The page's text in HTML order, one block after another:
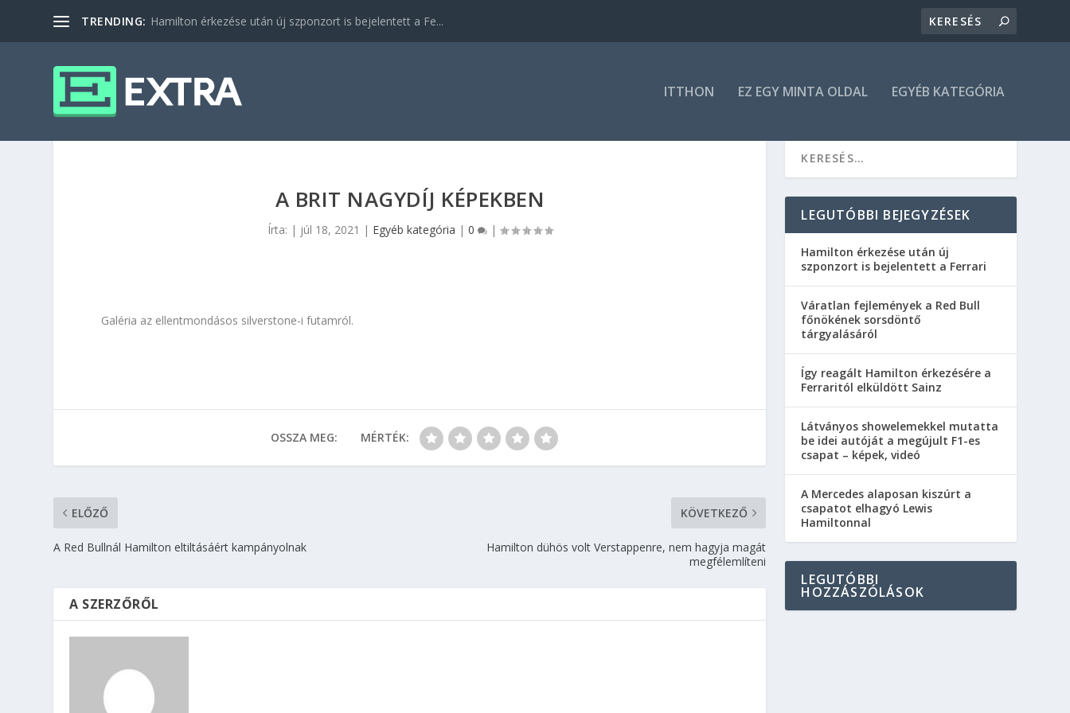
TRENDING: Hamilton érkezése után új szponzort is bejelentett a Fe...
ITTHON EZ EGY MINTA OLDAL EGYÉB KATEGÓRIA
A BRIT NAGYDÍJ KÉPEKBEN
Írta: | júl 18, 2021 | Egyéb kategória | 0 |
Galéria az ellentmondásos silverstone-i futamról.
OSSZA MEG: MÉRTÉK:
ELŐZŐ
A Red Bullnál Hamilton eltiltásáért kampányolnak
KÖVETKEZŐ
Hamilton dühös volt Verstappenre, nem hagyja magát
megfélemlíteni
A SZERZŐRŐL
LEGUTÓBBI BEJEGYZÉSEK
Hamilton érkezése után új
szponzort is bejelentett a Ferrari
Váratlan fejlemények a Red Bull
főnökének sorsdöntő
tárgyalásáról
Így reagált Hamilton érkezésére a
Ferraritól elküldött Sainz
Látványos showelemekkel mutatta
be idei autóját a megújult F1-es
csapat – képek, videó
A Mercedes alaposan kiszúrt a
csapatot elhagyó Lewis
Hamiltonnal
LEGUTÓBBI
HOZZÁSZÓLÁSOK